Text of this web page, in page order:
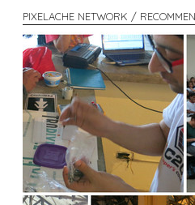
PIXELACHE NETWORK /